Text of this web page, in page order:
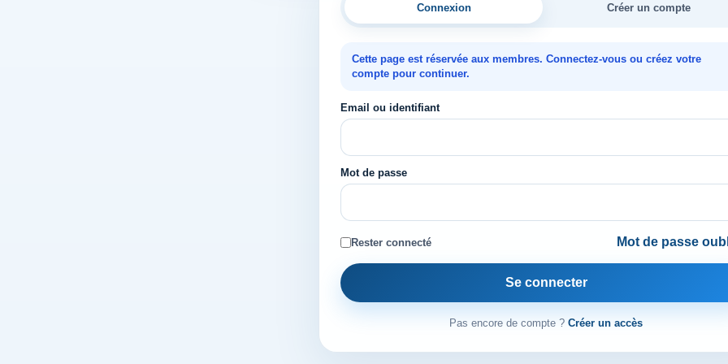
Connexion Créer un compte
Cette page est réservée aux membres. Connectez-vous ou créez votre
compte pour continuer.
Email ou identifiant
Mot de passe
Rester connecté Mot de passe
Se connecter
Pas encore de compte ? Créer un accès